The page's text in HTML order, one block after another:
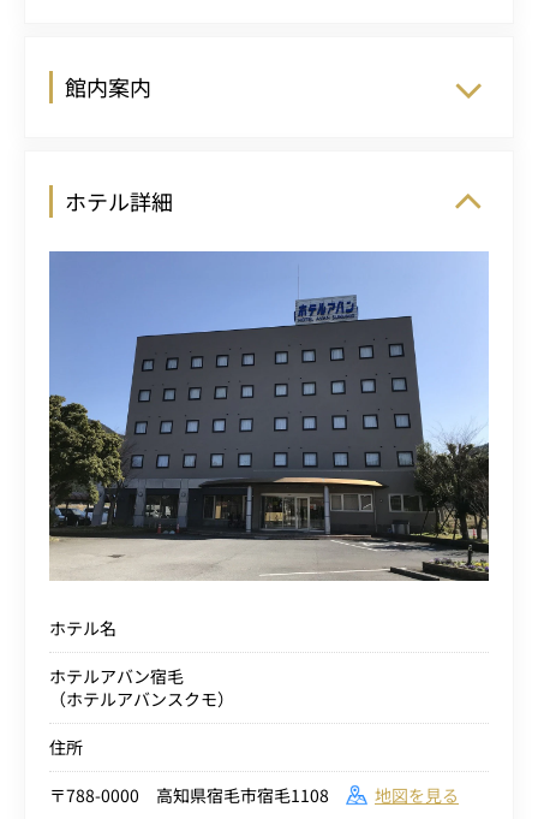
館内案内
ホテル詳細
ホテル名
ホテルアバン宿毛
（ホテルアバンスクモ）
住所
〒788-0000 高知県宿毛市宿毛1108
地図を見る